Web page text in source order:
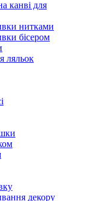
канві для
нитками
бісером
ляльок
декору